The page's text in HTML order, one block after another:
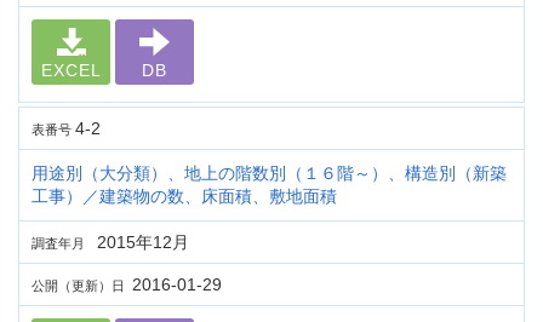
EXCEL DB
表番号 4-2
用途別（大分類）、地上の階数別（１６階～）、構造別（新築
工事）／建築物の数、床面積、敷地面積
調査年月 2015年12月
公開（更新）日 2016-01-29